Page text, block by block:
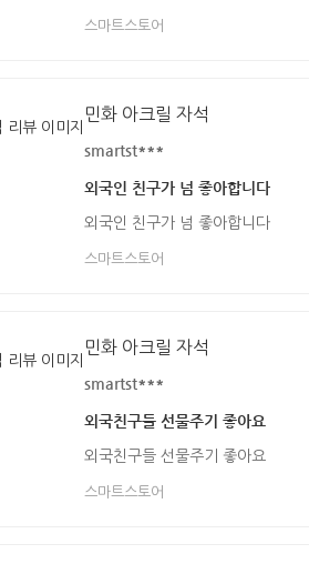
스마트스토어
민화 아크릴 자석
smartst***
외국인 친구가 넘 좋아합니다
외국인 친구가 넘 좋아합니다
스마트스토어
민화 아크릴 자석
smartst***
외국친구들 선물주기 좋아요
외국친구들 선물주기 좋아요
스마트스토어